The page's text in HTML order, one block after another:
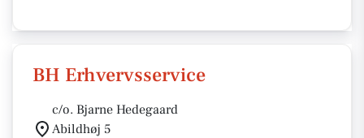
BH Erhvervsservice
c/o. Bjarne Hedegaard
Abildhøj 5